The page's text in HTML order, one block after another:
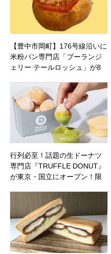
【豊中市岡町】176号線沿いに
米粉パン専門店「ブーランジ
ェリー テールロッシュ」が8
ティーナ
行列必至！話題の生ドーナツ
専門店『TRUFFLE DONUT』
が東京・国立にオープン！限